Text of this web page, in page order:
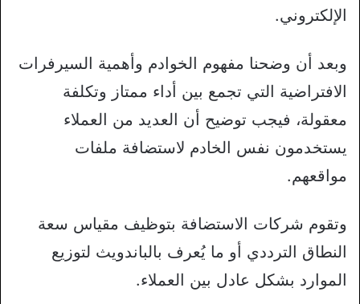
الإلكتروني.
وبعد أن وضحنا مفهوم الخوادم وأهمية السيرفرات
الافتراضية التي تجمع بين أداء ممتاز وتكلفة
معقولة، فيجب توضيح أن العديد من العملاء
يستخدمون نفس الخادم لاستضافة ملفات
مواقعهم.
وتقوم شركات الاستضافة بتوظيف مقياس سعة
النطاق الترددي أو ما يُعرف بالباندويث لتوزيع
الموارد بشكل عادل بين العملاء.